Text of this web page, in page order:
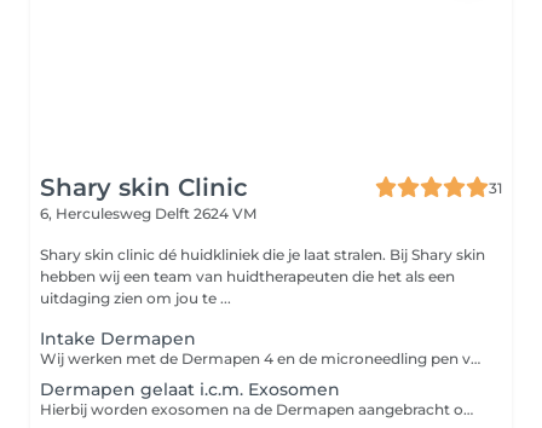
Shary skin Clinic
31
6, Herculesweg Delft 2624 VM
Shary skin clinic dé huidkliniek die je laat stralen. Bij Shary skin
hebben wij een team van huidtherapeuten die het als een
uitdaging zien om jou te ...
Intake Dermapen
Wij werken met de Dermapen 4 en de microneedling pen van Meditopics. Dit kunt u ook los inboeken.
Dermapen gelaat i.c.m. Exosomen
Hierbij worden exosomen na de Dermapen aangebracht om het huidherstel te ondersteunen en de huidvernieuwing te stimuleren. Exosomen bevatten groeifactoren en signaalstoffen die de huid helpen bij herstel, collageenaanmaak en verbetering van de huidstructuur. Ideaal voor een doffere huid, fijne lijntjes, littekens en een egalere, stralende teint.